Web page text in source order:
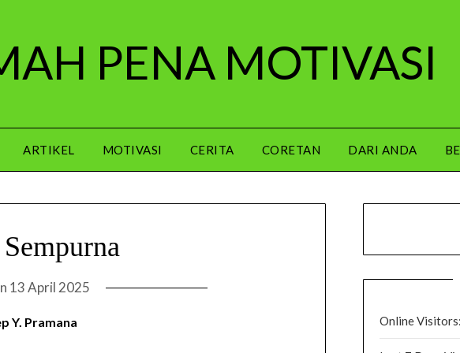
PENA MOTIVASI
ARTIKEL MOTIVASI CERITA CORETAN DARI ANDA
13 April 2025
Y. Pramana Online Visitors: